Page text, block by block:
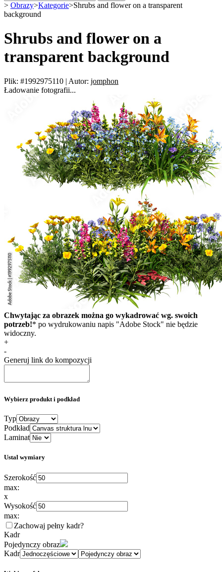
> Obrazy>Kategorie>Shrubs and flower on a transparent
background
Shrubs and flower on a
transparent background
Plik: #1992975110 | Autor: jomphon
Ładowanie fotografii...
Chwytając za obrazek można go wykadrować wg. swoich
potrzeb!* po wydrukowaniu napis "Adobe Stock" nie będzie
widoczny.
+
-
Generuj link do kompozycji
Wybierz produkt i podkład
Typ
Podkład
Laminat
Ustal wymiary
Szerokość
max:
x
Wysokość
max:
Zachowaj pełny kadr?
Kadr
Pojedynczy obraz
Kadr